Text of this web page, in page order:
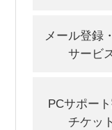
メール登録
サービ
PCサポート
チケット